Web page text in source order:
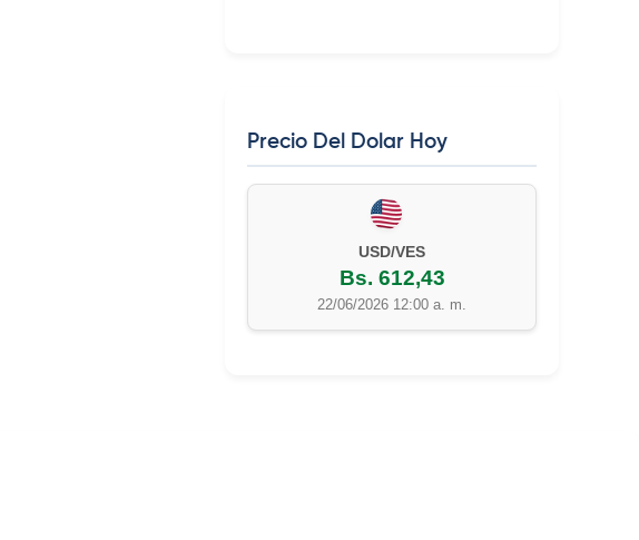
Precio Del Dolar Hoy
22/06/2026 12:00 a. m.